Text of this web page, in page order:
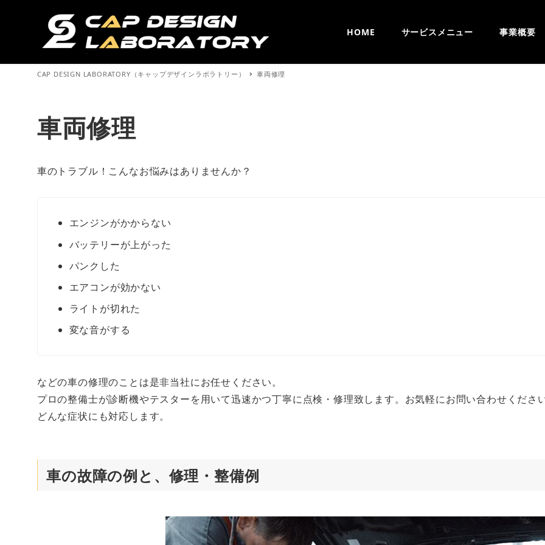
HOME サービスメニュー 事業概要
CAP DESIGN LABORATORY（キャップデザインラボラトリー） 車両修理
車両修理
車のトラブル！こんなお悩みはありませんか？
エンジンがかからない
バッテリーが上がった
パンクした
エアコンが効かない
ライトが切れた
変な音がする
などの車の修理のことは是非当社にお任せください。
プロの整備士が診断機やテスターを用いて迅速かつ丁寧に点検・修理致します。お気軽にお問い合わせくださ
どんな症状にも対応します。
車の故障の例と、修理・整備例